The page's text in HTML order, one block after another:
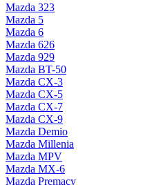
Mazda 323
Mazda 5
Mazda 6
Mazda 626
Mazda 929
Mazda BT-50
Mazda CX-3
Mazda CX-5
Mazda CX-7
Mazda CX-9
Mazda Demio
Mazda Millenia
Mazda MPV
Mazda MX-6
Mazda Premacy